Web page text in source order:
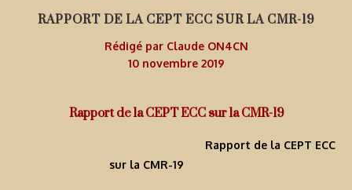
RAPPORT DE LA CEPT ECC SUR LA CMR-19
Rédigé par Claude ON4CN
10 novembre 2019
Rapport de la CEPT ECC sur la CMR-19
Rapport de la CEPT ECC
sur la CMR-19